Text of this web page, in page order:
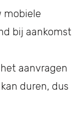
mobiele
bij aankomst
aanvragen
duren, dus